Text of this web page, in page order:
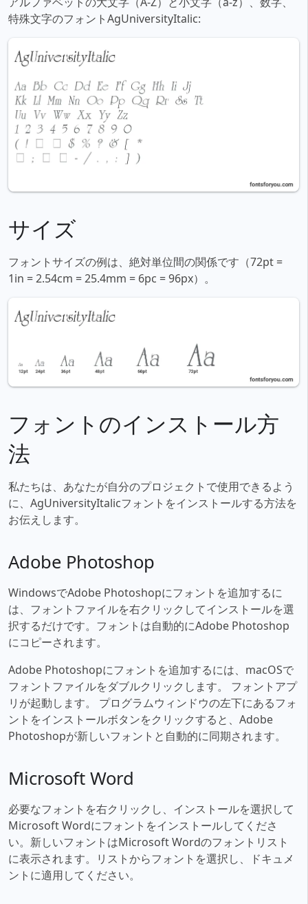
特殊文字のフォントAgUniversityItalic:
サイズ
フォントサイズの例は、絶対単位間の関係です（72pt =
1in = 2.54cm = 25.4mm = 6pc = 96px）。
フォントのインストール方
法
私たちは、あなたが自分のプロジェクトで使用できるよう
に、AgUniversityItalicフォントをインストールする方法を
お伝えします。
Adobe Photoshop
WindowsでAdobe Photoshopにフォントを追加するに
は、フォントファイルを右クリックしてインストールを選
択するだけです。フォントは自動的にAdobe Photoshop
にコピーされます。
Adobe Photoshopにフォントを追加するには、macOSで
フォントファイルをダブルクリックします。 フォントアプ
リが起動します。 プログラムウィンドウの左下にあるフォ
ントをインストールボタンをクリックすると、Adobe
Photoshopが新しいフォントと自動的に同期されます。
Microsoft Word
必要なフォントを右クリックし、インストールを選択して
Microsoft Wordにフォントをインストールしてくださ
い。新しいフォントはMicrosoft Wordのフォントリスト
に表示されます。リストからフォントを選択し、ドキュメ
ントに適用してください。